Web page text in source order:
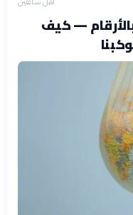
— كيف